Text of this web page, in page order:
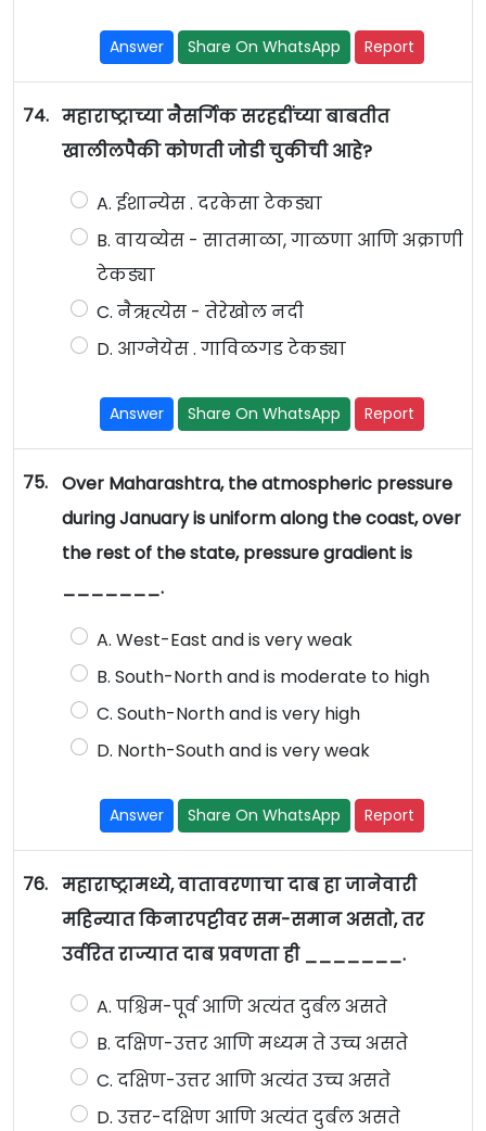
Answer Share On WhatsApp Report
74. महाराष्ट्राच्या नैसर्गिक सरहद्दींच्या बाबतीत
खालीलपैकी कोणती जोडी चुकीची आहे?
A. ईशान्येस . दरकेसा टेकड्या
B. वायव्येस - सातमाळा, गाळणा आणि अक्राणी
टेकड्या
C. नैऋत्येस - तेरेखोल नदी
D. आग्नेयेस . गाविळगड टेकड्या
Answer Share On WhatsApp Report
75. Over Maharashtra, the atmospheric pressure
during January is uniform along the coast, over
the rest of the state, pressure gradient is
_______.
A. West-East and is very weak
B. South-North and is moderate to high
C. South-North and is very high
D. North-South and is very weak
Answer Share On WhatsApp Report
76. महाराष्ट्रामध्ये, वातावरणाचा दाब हा जानेवारी
महिन्यात किनारपट्टीवर सम-समान असतो, तर
उर्वरित राज्यात दाब प्रवणता ही _______.
A. पश्चिम-पूर्व आणि अत्यंत दुर्बल असते
B. दक्षिण-उत्तर आणि मध्यम ते उच्च असते
C. दक्षिण-उत्तर आणि अत्यंत उच्च असते
D. उत्तर-दक्षिण आणि अत्यंत दुर्बल असते